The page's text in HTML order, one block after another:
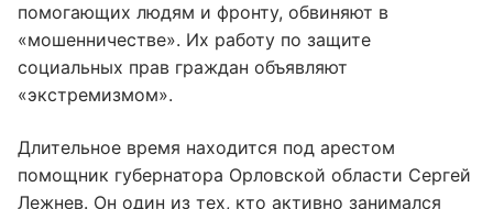
помогающих людям и фронту, обвиняют в
«мошенничестве». Их работу по защите
социальных прав граждан объявляют
«экстремизмом».
Длительное время находится под арестом
помощник губернатора Орловской области Сергей
Лежнев. Он один из тех, кто активно занимался